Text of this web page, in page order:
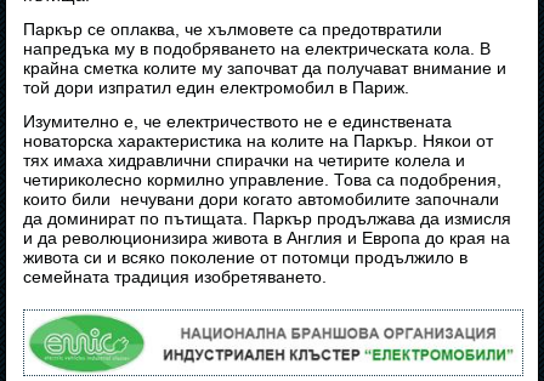
Паркър се оплаква, че хълмовете са предотвратили
напредъка му в подобряването на електрическата кола. В
крайна сметка колите му започват да получават внимание и
той дори изпратил един електромобил в Париж.
Изумително е, че електричеството не е единствената
новаторска характеристика на колите на Паркър. Някои от
тях имаха хидравлични спирачки на четирите колела и
четириколесно кормилно управление. Това са подобрения,
които били нечувани дори когато автомобилите започнали
да доминират по пътищата. Паркър продължава да измисля
и да революционизира живота в Англия и Европа до края на
живота си и всяко поколение от потомци продължило в
семейната традиция изобретяването.